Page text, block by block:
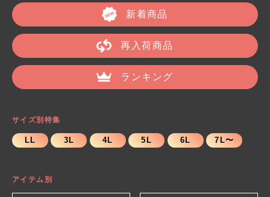
新着商品
再入荷商品
ランキング
サイズ別特集
LL 3L 4L 5L 6L 7L〜
アイテム別